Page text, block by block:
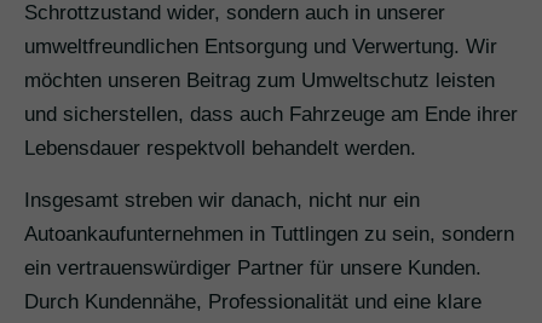
Schrottzustand wider, sondern auch in unserer
umweltfreundlichen Entsorgung und Verwertung. Wir
möchten unseren Beitrag zum Umweltschutz leisten
und sicherstellen, dass auch Fahrzeuge am Ende ihrer
Lebensdauer respektvoll behandelt werden.
Insgesamt streben wir danach, nicht nur ein
Autoankaufunternehmen in Tuttlingen zu sein, sondern
ein vertrauenswürdiger Partner für unsere Kunden.
Durch Kundennähe, Professionalität und eine klare